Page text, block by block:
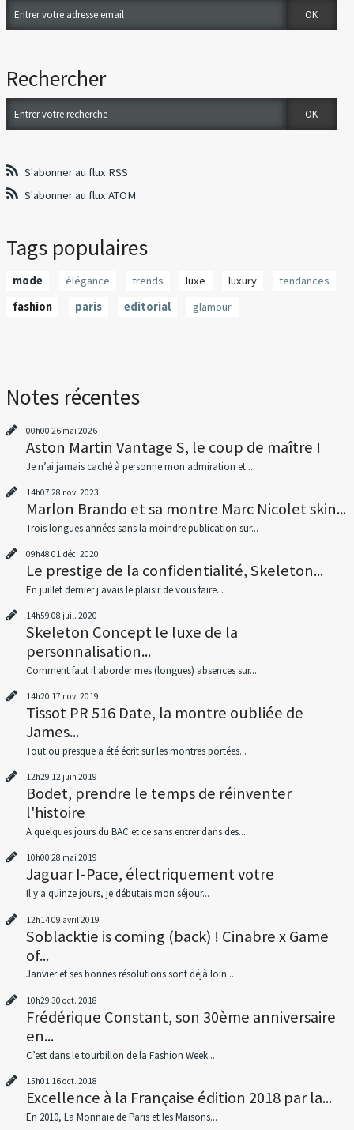
Rechercher
S'abonner au flux RSS
S'abonner au flux ATOM
Tags populaires
mode élégance trends luxe luxury
tendances
fashion
paris editorial glamour
Notes récentes
00h00 26 mai 2026
Aston Martin Vantage S, le coup de maître !
Je n’ai jamais caché à personne mon admiration et...
14h07 28 nov. 2023
Marlon Brando et sa montre Marc Nicolet skin...
Trois longues années sans la moindre publication sur...
09h48 01 déc. 2020
Le prestige de la confidentialité, Skeleton...
En juillet dernier j'avais le plaisir de vous faire...
14h59 08 juil. 2020
Skeleton Concept le luxe de la
personnalisation...
Comment faut il aborder mes (longues) absences sur...
14h20 17 nov. 2019
Tissot PR 516 Date, la montre oubliée de
James...
Tout ou presque a été écrit sur les montres portées...
12h29 12 juin 2019
Bodet, prendre le temps de réinventer
l'histoire
À quelques jours du BAC et ce sans entrer dans des...
10h00 28 mai 2019
Jaguar I-Pace, électriquement votre
Il y a quinze jours, je débutais mon séjour...
12h1409 avril 2019
Soblacktie is coming (back) ! Cinabre x Game
of...
Janvier et ses bonnes résolutions sont déjà loin...
10h29 30 oct. 2018
Frédérique Constant, son 30ème anniversaire
en...
C’est dans le tourbillon de la Fashion Week...
15h01 16oct. 2018
Excellence à la Française édition 2018 par la...
En 2010, La Monnaie de Paris et les Maisons...